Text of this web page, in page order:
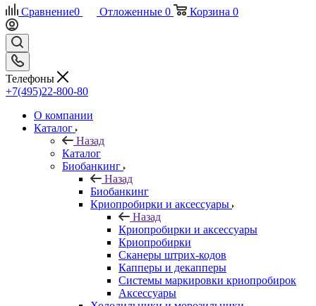
Сравнение0 Отложенные 0 Корзина 0
Телефоны
+7(495)22-800-80
О компании
Каталог
Назад
Каталог
Биобанкинг
Назад
Биобанкинг
Криопробирки и аксессуары
Назад
Криопробирки и аксессуары
Криопробирки
Сканеры штрих-кодов
Капперы и декапперы
Системы маркировки криопробирок
Аксессуары